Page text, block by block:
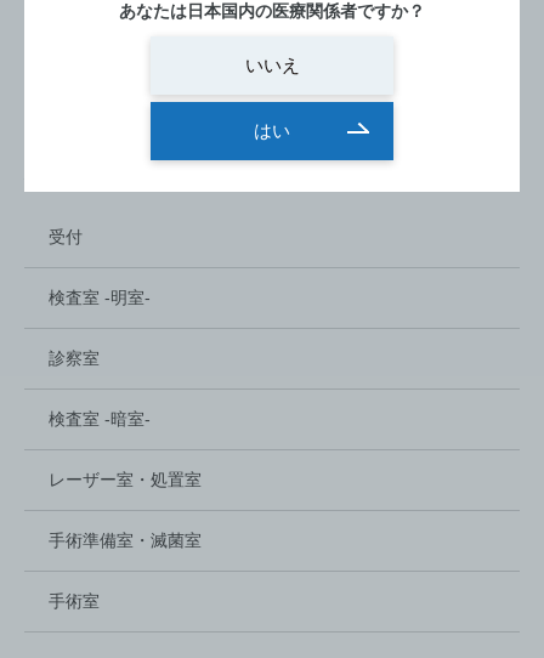
あなたは日本国内の医療関係者ですか？
いいえ
はい
受付
検査室 -明室-
診察室
検査室 -暗室-
レーザー室‏・処置室
手術準備室・滅菌室
手術室